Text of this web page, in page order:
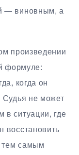
— виновным, а
произведении
формуле:
когда он
Судья не может
в ситуации, где
восстановить
тем самым